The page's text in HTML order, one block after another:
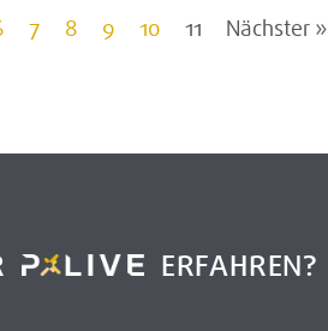
7 8 9 10 11 Nächster »
ERFAHREN?